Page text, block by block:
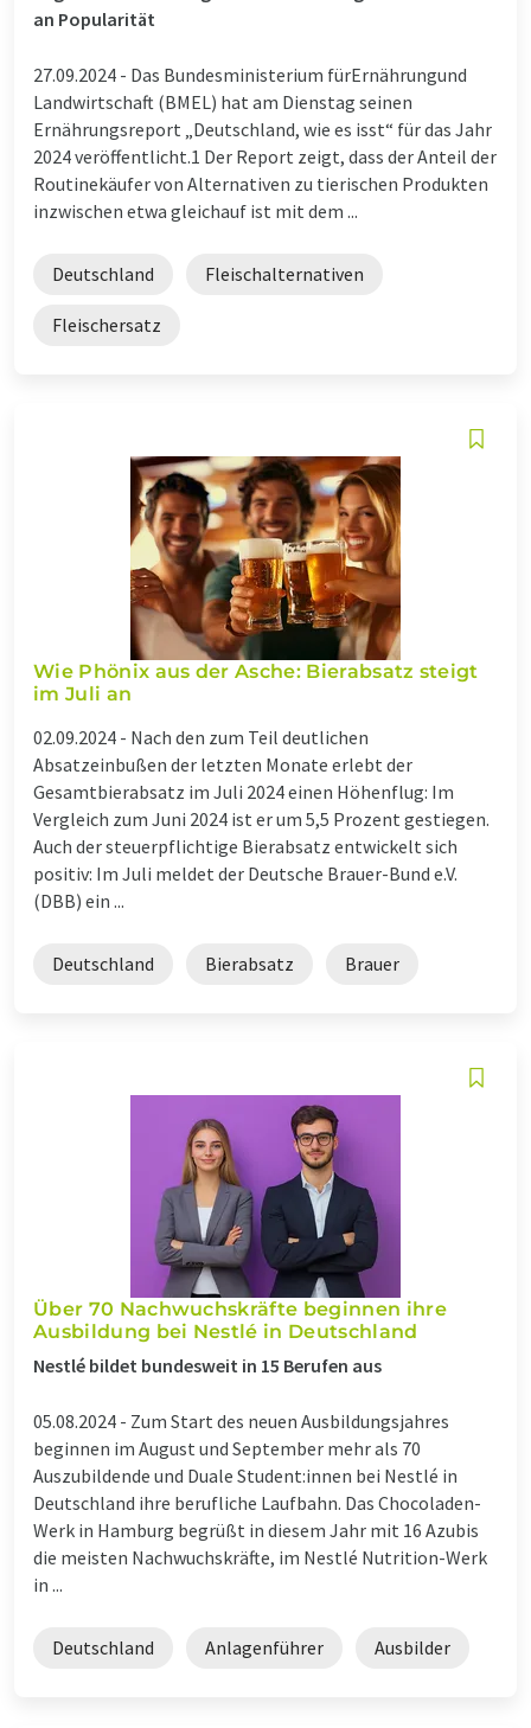
an Popularität
27.09.2024 - Das Bundesministerium fürErnährungund
Landwirtschaft (BMEL) hat am Dienstag seinen
Ernährungsreport „Deutschland, wie es isst“ für das Jahr
2024 veröffentlicht.1 Der Report zeigt, dass der Anteil der
Routinekäufer von Alternativen zu tierischen Produkten
inzwischen etwa gleichauf ist mit dem ...
Deutschland Fleischalternativen
Fleischersatz
Wie Phönix aus der Asche: Bierabsatz steigt
im Juli an
02.09.2024 - Nach den zum Teil deutlichen
Absatzeinbußen der letzten Monate erlebt der
Gesamtbierabsatz im Juli 2024 einen Höhenflug: Im
Vergleich zum Juni 2024 ist er um 5,5 Prozent gestiegen.
Auch der steuerpflichtige Bierabsatz entwickelt sich
positiv: Im Juli meldet der Deutsche Brauer-Bund e.V.
(DBB) ein ...
Deutschland Bierabsatz Brauer
Über 70 Nachwuchskräfte beginnen ihre
Ausbildung bei Nestlé in Deutschland
Nestlé bildet bundesweit in 15 Berufen aus
05.08.2024 - Zum Start des neuen Ausbildungsjahres
beginnen im August und September mehr als 70
Auszubildende und Duale Student:innen bei Nestlé in
Deutschland ihre berufliche Laufbahn. Das Chocoladen-
Werk in Hamburg begrüßt in diesem Jahr mit 16 Azubis
die meisten Nachwuchskräfte, im Nestlé Nutrition-Werk
in ...
Deutschland Anlagenführer Ausbilder